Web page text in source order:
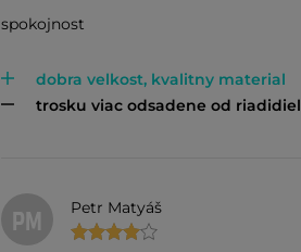
spokojnost
dobra velkost, kvalitny material
trosku viac odsadene od riadidiel
PM Petr Matyáš